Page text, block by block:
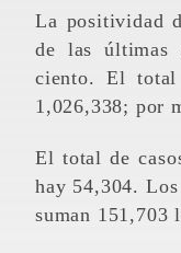
La positividad diaria es de 13.32 por ciento y
de las últimas
ciento. El total
1,026,338; por
El total de casos registrados,208,610 y activos
hay 54,304.
suman 151,703